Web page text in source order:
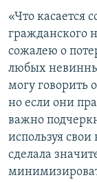
«Что касается
гражданского
сожалею о
любых
могу говорить
но если они
важно
используя
сделала